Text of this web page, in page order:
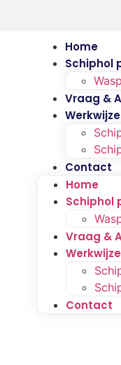
Home
Schiphol
Vraag &
Werkwijze
Contact
Home
Schiphol
Vraag &
Werkwijze
Contact